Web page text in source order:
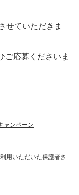
せていただきま
ご応募くださいま
ャンペーン
用いただいた保護者さ